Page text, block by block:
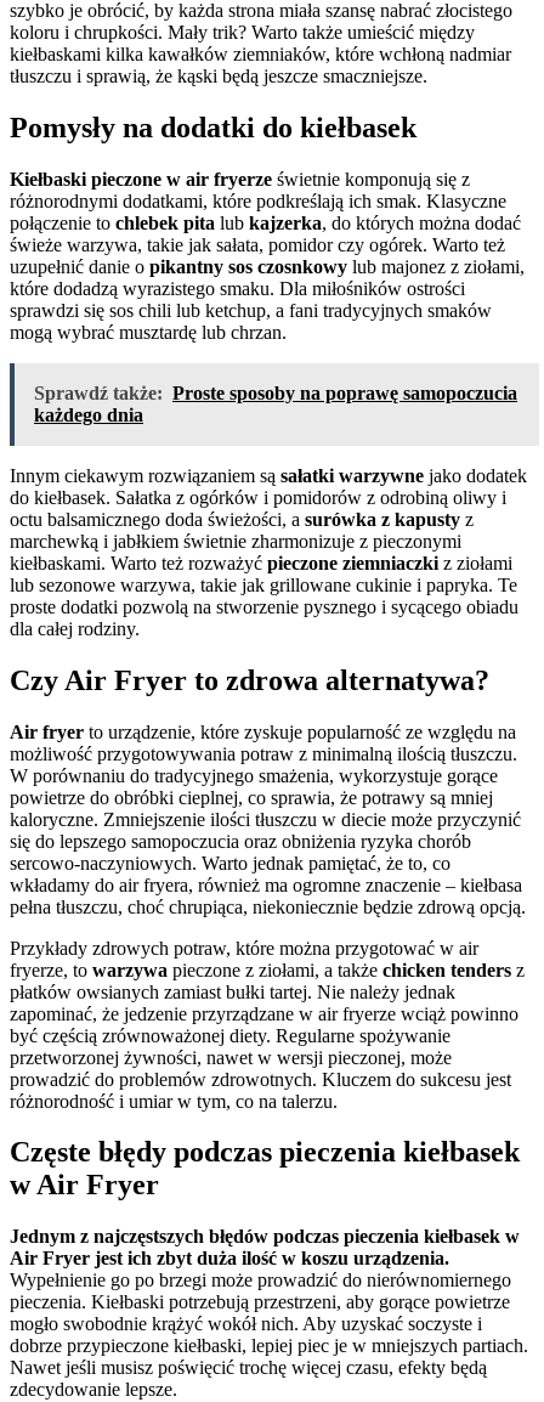
szybko je obrócić, by każda strona miała szansę nabrać złocistego
koloru i chrupkości. Mały trik? Warto także umieścić między
kiełbaskami kilka kawałków ziemniaków, które wchłoną nadmiar
tłuszczu i sprawią, że kąski będą jeszcze smaczniejsze.
Pomysły na dodatki do kiełbasek
Kiełbaski pieczone w air fryerze świetnie komponują się z
różnorodnymi dodatkami, które podkreślają ich smak. Klasyczne
połączenie to chlebek pita lub kajzerka, do których można dodać
świeże warzywa, takie jak sałata, pomidor czy ogórek. Warto też
uzupełnić danie o pikantny sos czosnkowy lub majonez z ziołami,
które dodadzą wyrazistego smaku. Dla miłośników ostrości
sprawdzi się sos chili lub ketchup, a fani tradycyjnych smaków
mogą wybrać musztardę lub chrzan.
Sprawdź także: Proste sposoby na poprawę samopoczucia
każdego dnia
Innym ciekawym rozwiązaniem są sałatki warzywne jako dodatek
do kiełbasek. Sałatka z ogórków i pomidorów z odrobiną oliwy i
octu balsamicznego doda świeżości, a surówka z kapusty z
marchewką i jabłkiem świetnie zharmonizuje z pieczonymi
kiełbaskami. Warto też rozważyć pieczone ziemniaczki z ziołami
lub sezonowe warzywa, takie jak grillowane cukinie i papryka. Te
proste dodatki pozwolą na stworzenie pysznego i sycącego obiadu
dla całej rodziny.
Czy Air Fryer to zdrowa alternatywa?
Air fryer to urządzenie, które zyskuje popularność ze względu na
możliwość przygotowywania potraw z minimalną ilością tłuszczu.
W porównaniu do tradycyjnego smażenia, wykorzystuje gorące
powietrze do obróbki cieplnej, co sprawia, że potrawy są mniej
kaloryczne. Zmniejszenie ilości tłuszczu w diecie może przyczynić
się do lepszego samopoczucia oraz obniżenia ryzyka chorób
sercowo-naczyniowych. Warto jednak pamiętać, że to, co
wkładamy do air fryera, również ma ogromne znaczenie – kiełbasa
pełna tłuszczu, choć chrupiąca, niekoniecznie będzie zdrową opcją.
Przykłady zdrowych potraw, które można przygotować w air
fryerze, to warzywa pieczone z ziołami, a także chicken tenders z
płatków owsianych zamiast bułki tartej. Nie należy jednak
zapominać, że jedzenie przyrządzane w air fryerze wciąż powinno
być częścią zrównoważonej diety. Regularne spożywanie
przetworzonej żywności, nawet w wersji pieczonej, może
prowadzić do problemów zdrowotnych. Kluczem do sukcesu jest
różnorodność i umiar w tym, co na talerzu.
Częste błędy podczas pieczenia kiełbasek
w Air Fryer
Jednym z najczęstszych błędów podczas pieczenia kiełbasek w
Air Fryer jest ich zbyt duża ilość w koszu urządzenia.
Wypełnienie go po brzegi może prowadzić do nierównomiernego
pieczenia. Kiełbaski potrzebują przestrzeni, aby gorące powietrze
mogło swobodnie krążyć wokół nich. Aby uzyskać soczyste i
dobrze przypieczone kiełbaski, lepiej piec je w mniejszych partiach.
Nawet jeśli musisz poświęcić trochę więcej czasu, efekty będą
zdecydowanie lepsze.